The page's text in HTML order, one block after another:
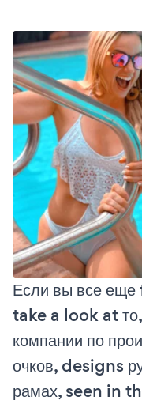
Если вы все
take a look at
компании по
очков, designs
рамах, seen in